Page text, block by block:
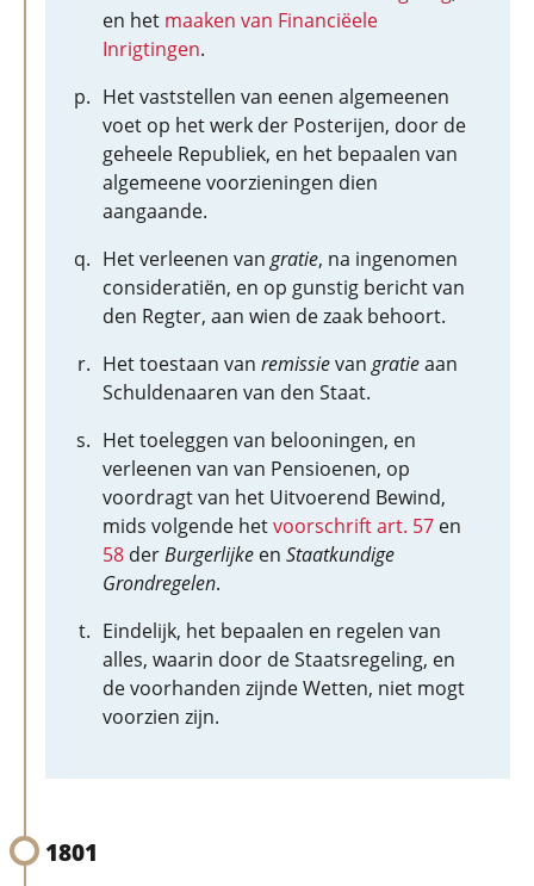
en het maaken van Financiëele
Inrigtingen.
Het vaststellen van eenen algemeenen
voet op het werk der Posterijen, door de
geheele Republiek, en het bepaalen van
algemeene voorzieningen dien
aangaande.
Het verleenen van gratie, na ingenomen
consideratiën, en op gunstig bericht van
den Regter, aan wien de zaak behoort.
Het toestaan van remissievan gratieaan
Schuldenaaren van den Staat.
Het toeleggen van belooningen, en
verleenen van van Pensioenen, op
voordragt van het Uitvoerend Bewind,
mids volgende hetvoorschrift art. 57 en
58 derBurgerlijke en Staatkundige
Grondregelen.
Eindelijk, het bepaalen en regelen van
alles, waarin door de Staatsregeling, en
de voorhanden zijnde Wetten, niet mogt
voorzien zijn.
1801